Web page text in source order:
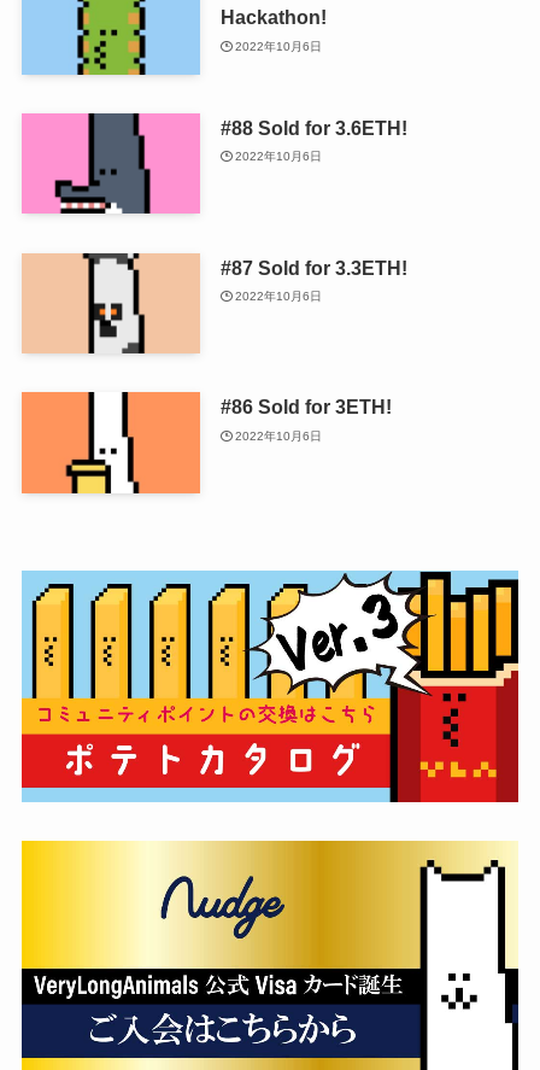
Hackathon!
2022年10月6日
#88 Sold for 3.6ETH!
2022年10月6日
#87 Sold for 3.3ETH!
2022年10月6日
#86 Sold for 3ETH!
2022年10月6日